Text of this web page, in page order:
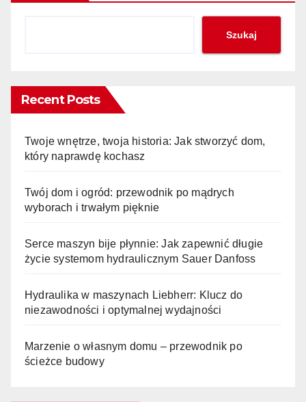
Szukaj
Recent Posts
Twoje wnętrze, twoja historia: Jak stworzyć dom,
który naprawdę kochasz
Twój dom i ogród: przewodnik po mądrych
wyborach i trwałym pięknie
Serce maszyn bije płynnie: Jak zapewnić długie
życie systemom hydraulicznym Sauer Danfoss
Hydraulika w maszynach Liebherr: Klucz do
niezawodności i optymalnej wydajności
Marzenie o własnym domu – przewodnik po
ścieżce budowy